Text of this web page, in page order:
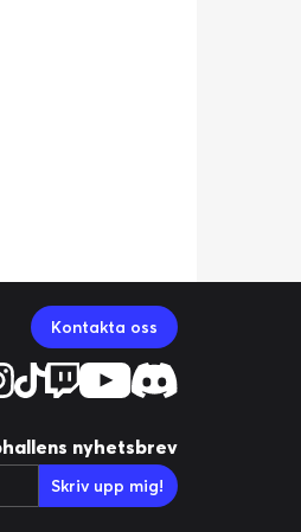
Kontakta oss
nyhetsbrev
Skriv upp mig!